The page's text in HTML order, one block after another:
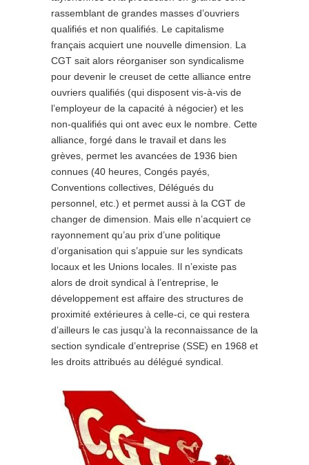
rassemblant de grandes masses d’ouvriers
qualifiés et non qualifiés. Le capitalisme
français acquiert une nouvelle dimension. La
CGT sait alors réorganiser son syndicalisme
pour devenir le creuset de cette alliance entre
ouvriers qualifiés (qui disposent vis-à-vis de
l’employeur de la capacité à négocier) et les
non-qualifiés qui ont avec eux le nombre. Cette
alliance, forgé dans le travail et dans les
grèves, permet les avancées de 1936 bien
connues (40 heures, Congés payés,
Conventions collectives, Délégués du
personnel, etc.) et permet aussi à la CGT de
changer de dimension. Mais elle n’acquiert ce
rayonnement qu’au prix d’une politique
d’organisation qui s’appuie sur les syndicats
locaux et les Unions locales. Il n’existe pas
alors de droit syndical à l’entreprise, le
développement est affaire des structures de
proximité extérieures à celle-ci, ce qui restera
d’ailleurs le cas jusqu’à la reconnaissance de la
section syndicale d’entreprise (SSE) en 1968 et
les droits attribués au délégué syndical.